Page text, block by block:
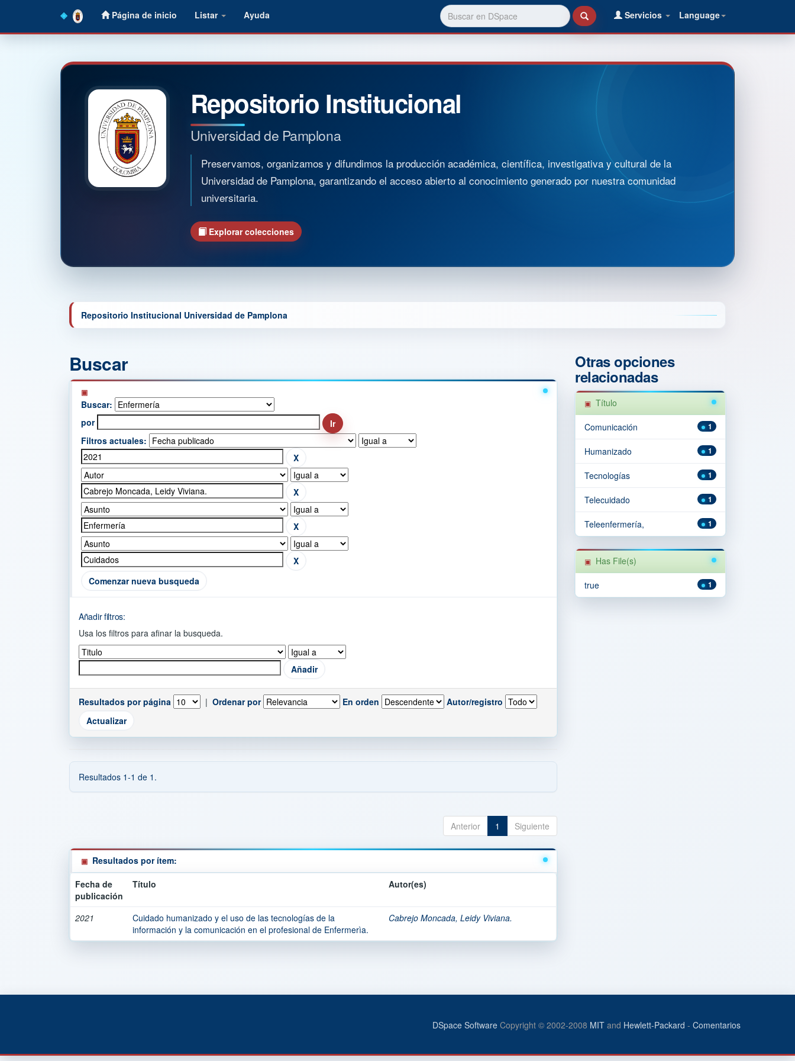
Página de inicio Listar Ayuda Language
Servicios
Repositorio Institucional
Universidad de Pamplona
Preservamos, organizamos y difundimos la producción académica, científica, investigativa y cultural de la
Universidad de Pamplona, garantizando el acceso abierto al conocimiento generado por nuestra comunidad
universitaria.
Explorar colecciones
Repositorio Institucional Universidad de Pamplona
Buscar
Buscar:
por
Filtros actuales:
Comenzar nueva busqueda
Añadir filtros:
Usa los filtros para afinar la busqueda.
Resultados por página | Ordenar por En orden Autor/registro
Resultados 1-1 de 1.
Anterior 1 Siguiente
Resultados por ítem:
Fecha de
publicación
Título Autor(es)
2021
Cuidado humanizado y el uso de las tecnologías de la
información y la comunicación en el profesional de Enfermerìa.
Cabrejo Moncada, Leidy Viviana.
Otras opciones
relacionadas
Título
1
Comunicación
1
Humanizado
1
Tecnologías
1
Telecuidado
1
Teleenfermería,
Has File(s)
1
true
DSpace Software Copyright © 2002-2008 MIT and Hewlett-Packard - Comentarios